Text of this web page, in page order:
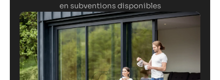
en subventions disponibles